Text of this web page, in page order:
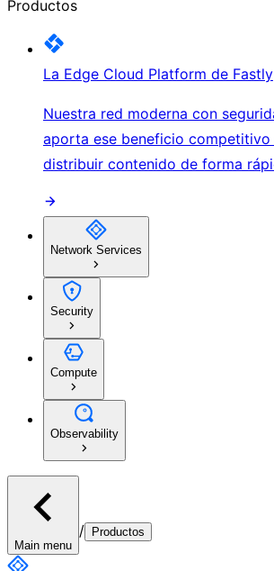
Productos
La Edge Cloud Platform de Fastly
Nuestra red moderna con
aporta ese beneficio
distribuir contenido de forma
Network Services
Security
Compute
Observability
Main menu
/ Productos